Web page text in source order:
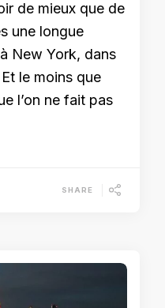
de mieux que de
une longue
New York, dans
le moins que
l’on ne fait pas
SHARE